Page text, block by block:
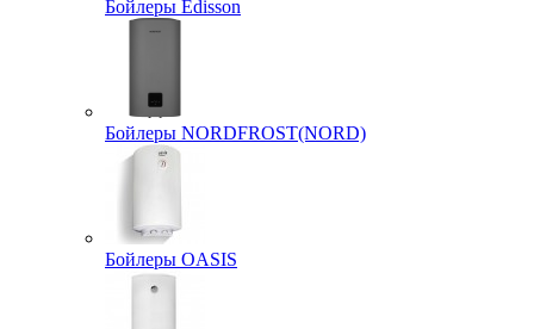
Бойлеры Edisson
Бойлеры NORDFROST(NORD)
Бойлеры OASIS